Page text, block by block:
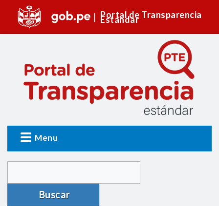
Portal de Transparencia
Estándar
Menu
Buscar